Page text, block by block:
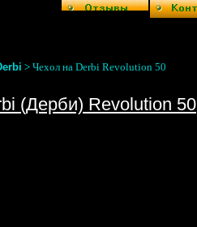
> Чехол на Derbi Revolution 50
(Дерби) Revolution 50